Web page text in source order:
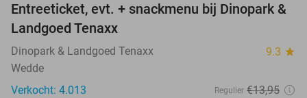
22%
Entreeticket, evt. + snackmenu bij Dinopark &
Landgoed Tenaxx
Dinopark & Landgoed Tenaxx 9.3 star
Wedde
Verkocht: 4.013
Regulier €13,95